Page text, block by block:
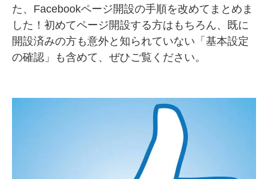
サービス資料
SMMLabについて
た、Facebookページ開設の手順を改めてまとめま
した！初めてページ開設する方はもちろん、既に
開設済みの方も意外と知られていない「基本設定
の確認」も含めて、ぜひご覧ください。